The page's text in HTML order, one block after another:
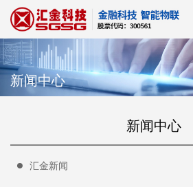
新闻中心
新闻中心
汇金新闻